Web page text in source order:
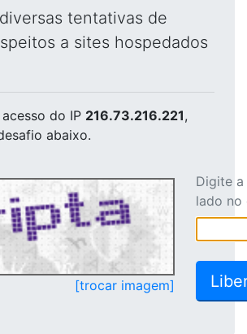
tentativas de
a sites hospedados
do IP 216.73.216.221,
abaixo.
[trocar imagem]
Digite
lado no